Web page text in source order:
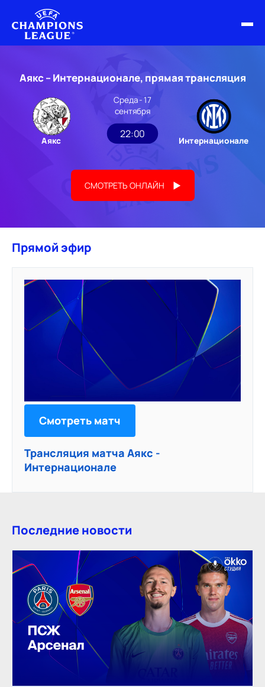
ОБЗОРЫ ЛЧ УЕФА
НОВОСТИ
РАСПИСАНИЕ
Аякс – Интернационале, прямая трансляция
Аякс
Среда - 17
сентября
22:00
Интернационале
СМОТРЕТЬ ОНЛАЙН
Прямой эфир
Смотреть матч
Трансляция матча Аякс -
Интернационале
Последние новости